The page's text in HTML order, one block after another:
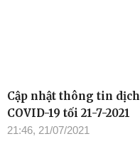
Cập nhật thông tin dịch
COVID-19 tối 21-7-2021
21:46, 21/07/2021